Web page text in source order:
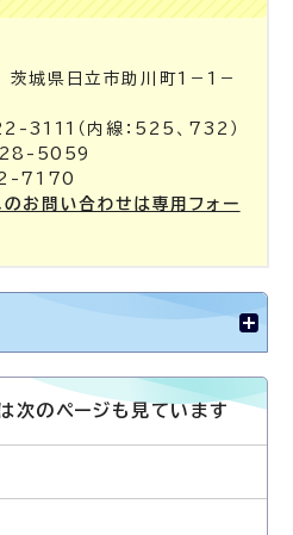
城県日立市助川町1－1－
3111（内線：525、732）
5059
7170
お問い合わせは専用フォー
次のページも見ています